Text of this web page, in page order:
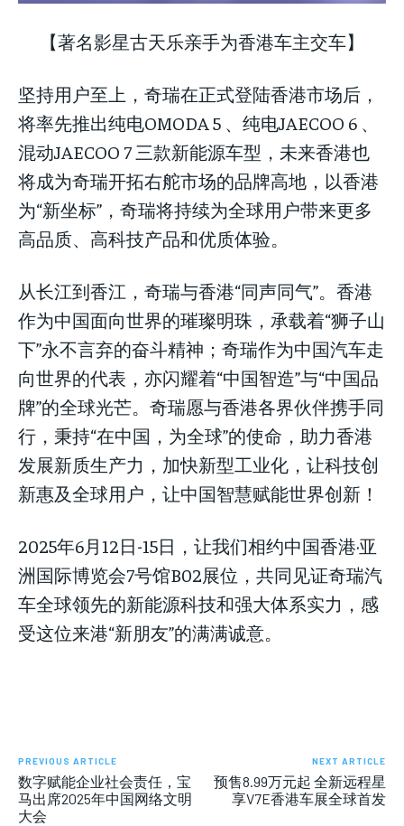
【著名影星古天乐亲手为香港车主交车】
坚持用户至上，奇瑞在正式登陆香港市场后，
将率先推出纯电OMODA 5 、纯电JAECOO 6 、
混动JAECOO 7 三款新能源车型，未来香港也
将成为奇瑞开拓右舵市场的品牌高地，以香港
为“新坐标”，奇瑞将持续为全球用户带来更多
高品质、高科技产品和优质体验。
从长江到香江，奇瑞与香港“同声同气”。香港
作为中国面向世界的璀璨明珠，承载着“狮子山
下”永不言弃的奋斗精神；奇瑞作为中国汽车走
向世界的代表，亦闪耀着“中国智造”与“中国品
牌”的全球光芒。奇瑞愿与香港各界伙伴携手同
行，秉持“在中国，为全球”的使命，助力香港
发展新质生产力，加快新型工业化，让科技创
新惠及全球用户，让中国智慧赋能世界创新！
2025年6月12日-15日，让我们相约中国香港·亚
洲国际博览会7号馆B02展位，共同见证奇瑞汽
车全球领先的新能源科技和强大体系实力，感
受这位来港“新朋友”的满满诚意。
PREVIOUS ARTICLE
数字赋能企业社会责任，宝
马出席2025年中国网络文明
大会
NEXT ARTICLE
预售8.99万元起 全新远程星
享V7E香港车展全球首发